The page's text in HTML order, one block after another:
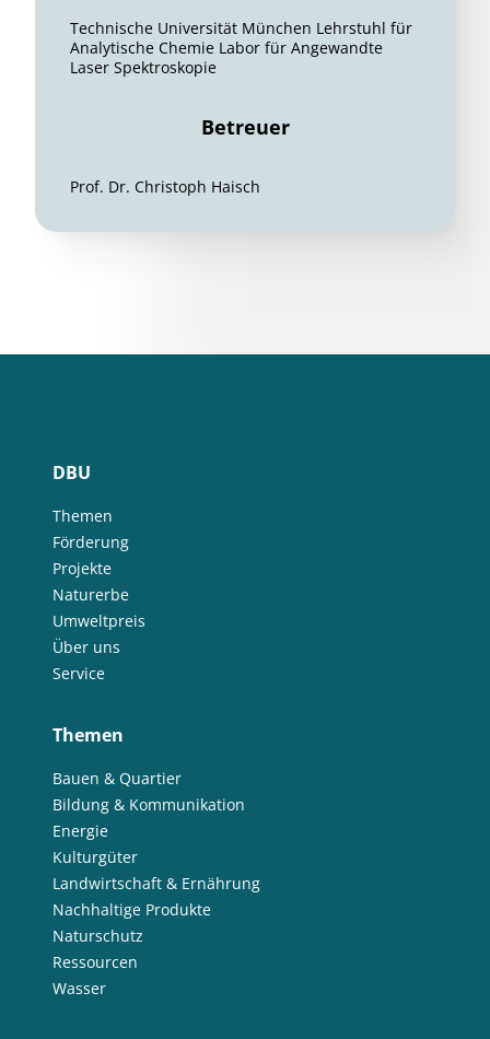
Technische Universität München Lehrstuhl für
Analytische Chemie Labor für Angewandte
Laser Spektroskopie
Betreuer
Prof. Dr. Christoph Haisch
DBU
Themen
Förderung
Projekte
Naturerbe
Umweltpreis
Über uns
Service
Themen
Bauen & Quartier
Bildung & Kommunikation
Energie
Kulturgüter
Landwirtschaft & Ernährung
Nachhaltige Produkte
Naturschutz
Ressourcen
Wasser